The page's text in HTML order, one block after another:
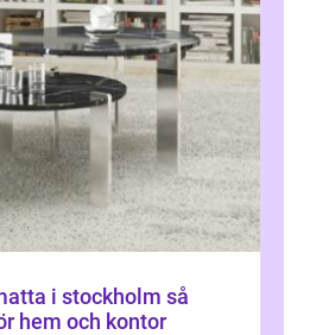
i stockholm så
hem och kontor